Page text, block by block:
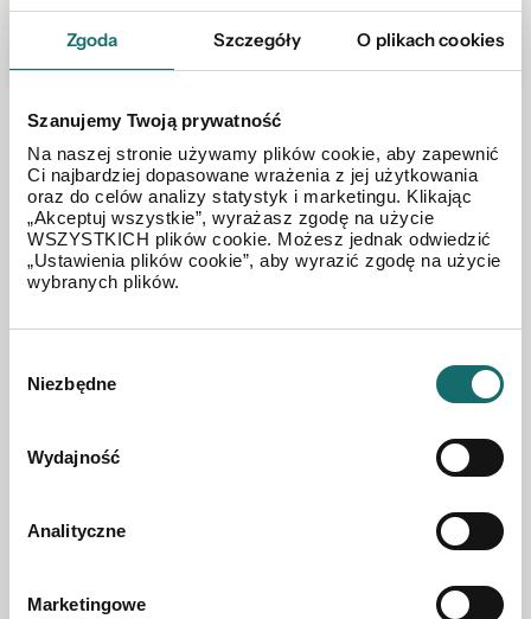
Zgoda Szczegóły O plikach cookies
Szanujemy Twoją prywatność
Na naszej stronie używamy plików cookie, aby zapewnić
Ci najbardziej dopasowane wrażenia z jej użytkowania
oraz do celów analizy statystyk i marketingu. Klikając
„Akceptuj wszystkie”, wyrażasz zgodę na użycie
WSZYSTKICH plików cookie. Możesz jednak odwiedzić
„Ustawienia plików cookie”, aby wyrazić zgodę na użycie
wybranych plików.
zgody
Niezbędne
Wydajność
Analityczne
Marketingowe
Niniejsze materiały stanowią tajemnicę przedsiębiorstwa PÓŁNOC
NIERUCHOMOŚCI Sp. z o.o. w rozumieniu ustawy z dnia 16 kwietnia 1993 r. o